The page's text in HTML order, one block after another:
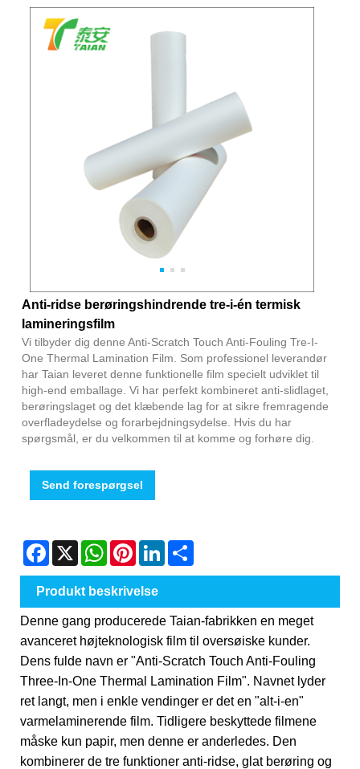
Anti-ridse berøringshindrende tre-i-én termisk
lamineringsfilm
Vi tilbyder dig denne Anti-Scratch Touch Anti-Fouling Tre-I-
One Thermal Lamination Film. Som professionel leverandør
har Taian leveret denne funktionelle film specielt udviklet til
high-end emballage. Vi har perfekt kombineret anti-slidlaget,
berøringslaget og det klæbende lag for at sikre fremragende
overfladeydelse og forarbejdningsydelse. Hvis du har
spørgsmål, er du velkommen til at komme og forhøre dig.
Send forespørgsel
Facebook
X WhatsAppPinterestLinkedIn
Produkt beskrivelse
Denne gang producerede Taian-fabrikken en meget
avanceret højteknologisk film til oversøiske kunder.
Dens fulde navn er "Anti-Scratch Touch Anti-Fouling
Three-In-One Thermal Lamination Film". Navnet lyder
ret langt, men i enkle vendinger er det en "alt-i-en"
varmelaminerende film. Tidligere beskyttede filmene
måske kun papir, men denne er anderledes. Den
kombinerer de tre funktioner anti-ridse, glat berøring og